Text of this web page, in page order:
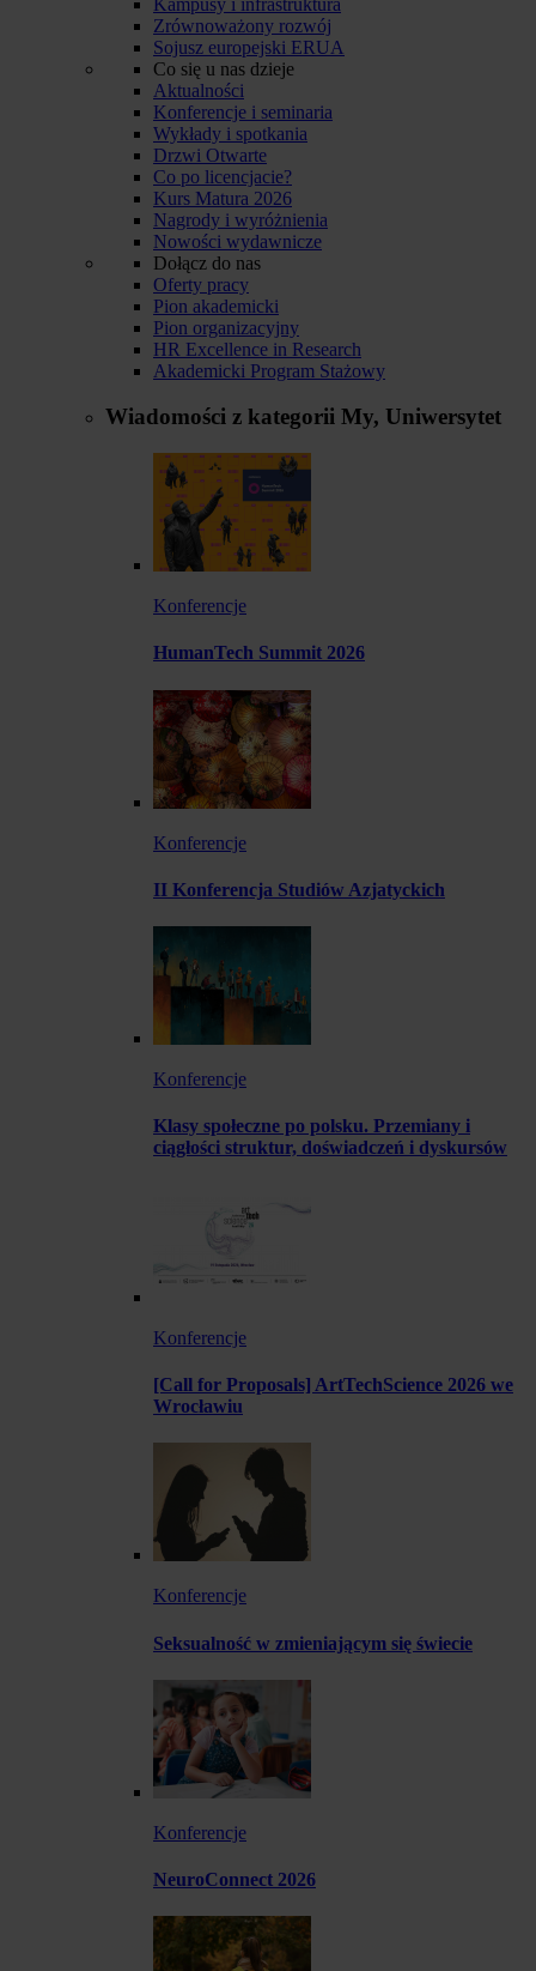
Zrównoważony rozwój
Sojusz europejski ERUA
Co się u nas dzieje
Aktualności
Konferencje i seminaria
Wykłady i spotkania
Drzwi Otwarte
Co po licencjacie?
Kurs Matura 2026
Nagrody i wyróżnienia
Nowości wydawnicze
Dołącz do nas
Oferty pracy
Pion akademicki
Pion organizacyjny
HR Excellence in Research
Akademicki Program Stażowy
Wiadomości z kategorii My, Uniwersytet
Konferencje
HumanTech Summit 2026
Konferencje
II Konferencja Studiów Azjatyckich
Konferencje
Klasy społeczne po polsku. Przemiany i
ciągłości struktur, doświadczeń i dyskursów
Konferencje
[Call for Proposals] ArtTechScience 2026 we
Wrocławiu
Konferencje
Seksualność w zmieniającym się świecie
Konferencje
NeuroConnect 2026